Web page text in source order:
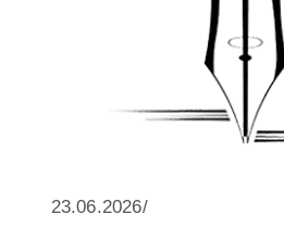
23.06.2026/